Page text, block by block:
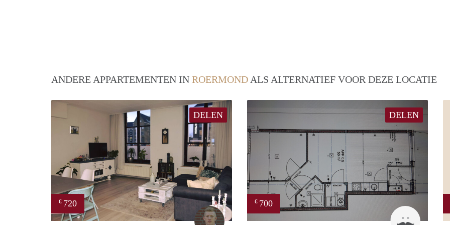
ANDERE APPARTEMENTEN IN ROERMOND ALS ALTERNATIEF VOOR DEZE LOCATIE
DELEN
€ 720
Tom
DELEN
€ 700